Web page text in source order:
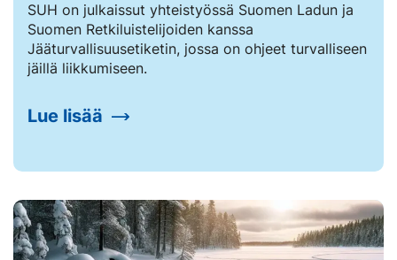
SUH on julkaissut yhteistyössä Suomen Ladun ja
Suomen Retkiluistelijoiden kanssa
Jääturvallisuusetiketin, jossa on ohjeet turvalliseen
jäillä liikkumiseen.
Lue lisää